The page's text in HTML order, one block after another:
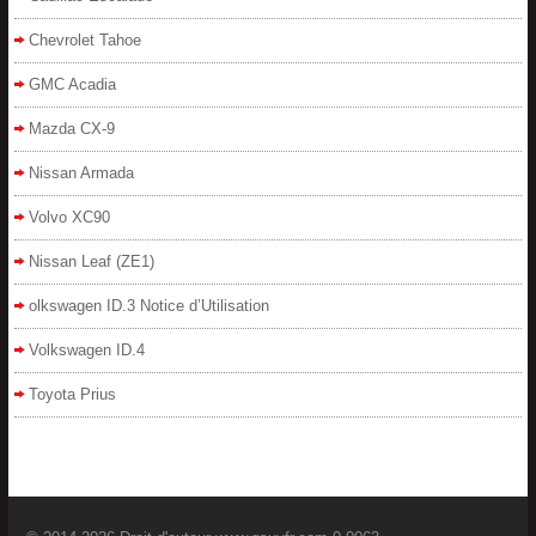
Chevrolet Tahoe
GMC Acadia
Mazda CX-9
Nissan Armada
Volvo XC90
Nissan Leaf (ZE1)
olkswagen ID.3 Notice d’Utilisation
Volkswagen ID.4
Toyota Prius